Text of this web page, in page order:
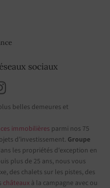
sociaux
belles demeures et
immobilières parmi nos 75
d’investissement. Groupe
les propriétés d'exception en
plus de 25 ans, nous vous
des chalets sur les pistes, des
châteaux à la campagne avec ou